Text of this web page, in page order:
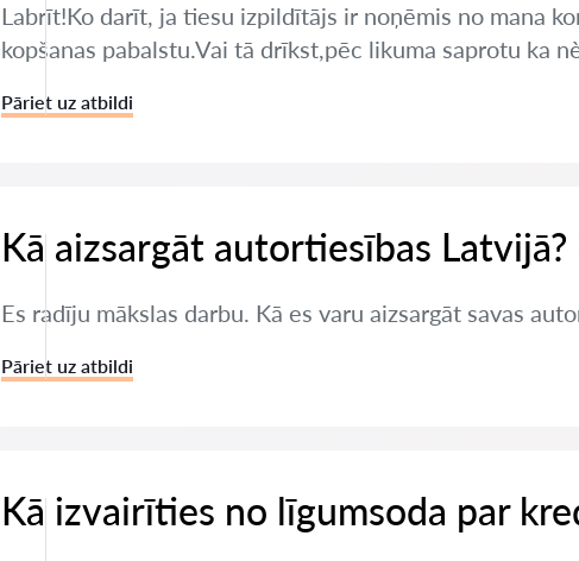
Labrīt!Ko darīt, ja tiesu izpildītājs ir noņēmis no mana
kopšanas pabalstu.Vai tā drīkst,pēc likuma saprotu ka
Pāriet uz atbildi
Kā aizsargāt autortiesības Latvijā?
Es radīju mākslas darbu. Kā es varu aizsargāt savas
Pāriet uz atbildi
Kā izvairīties no līgumsoda par